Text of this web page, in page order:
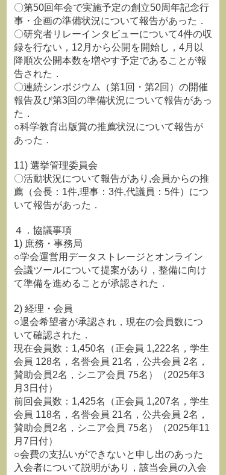
〇第50回年会で実施予定の創⽴50周年記念⾏
事・企画の準備状況について報告があった．
〇研究者リレーインタビューについて4件の収
録を行ない，12月から公開を開始し，4月以
降順次公開本数を増やす予定であることが報
告された．
〇連続シンポジウム（第1回・第2回）の開催
報告及び第3回の準備状況について報告があっ
た．
○科学教育出版賞の推薦状況について報告が
あった．
11) 選挙管理委員会
〇活動状況について報告があり,会員からの推
薦（会長：1件,理事：3件,代議員：5件）につ
いて報告があった．
４．協議事項
1) 庶務・事務局
○学会運営用データストレージとオンライン
会議ツールについて提案があり，整備に向け
て準備を進めることが承認された．
2) 経理・会員
○退会希望者が承認され，現在の会員数につ
いて確認された．
現在会員数：1,450名（正会員 1,222名，学生
会員 128名，名誉会員 21名，公共会員 2名，
賛助会員2名，シニア会員 75名）（2025年3
月3日付）
前回会員数：1,425名（正会員 1,207名，学生
会員 118名，名誉会員 21名，公共会員 2名，
賛助会員2名，シニア会員 75名）（2025年11
月7日付）
○会費の支払いができないと申し出のあった
入会者について説明があり，該当会員の入会